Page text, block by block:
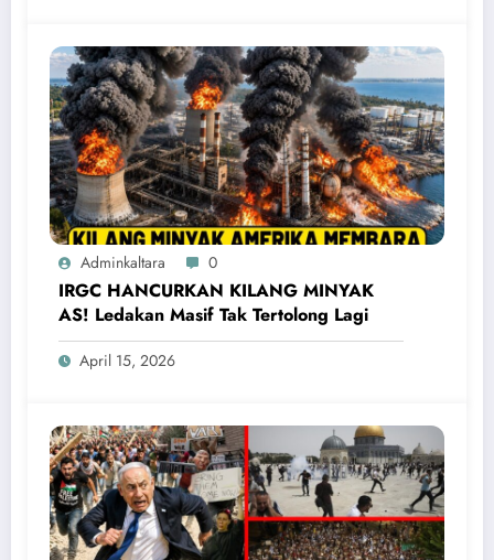
Adminkaltara 0
IRGC HANCURKAN KILANG MINYAK
AS! Ledakan Masif Tak Tertolong Lagi
April 15, 2026